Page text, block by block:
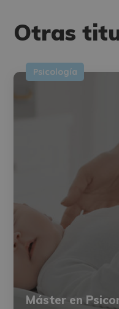
Otras
Psicología
Máster en